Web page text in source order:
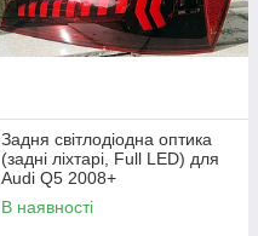
Задня світлодіодна оптика
(задні ліхтарі, Full LED) для
Audi Q5 2008+
В наявності